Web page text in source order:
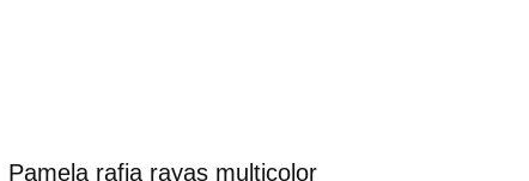
Pamela rafia rayas multicolor